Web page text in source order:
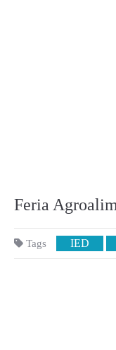
Feria
Tags IED